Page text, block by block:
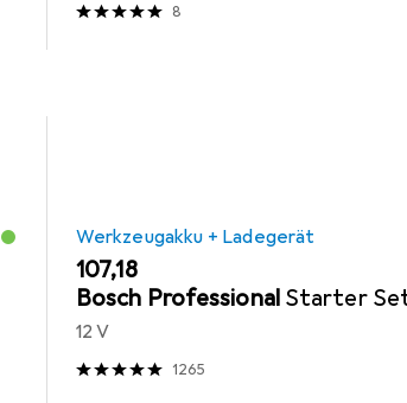
8
Werkzeugakku + Ladegerät
EUR
107,18
Bosch Professional Starter
12 V
1265